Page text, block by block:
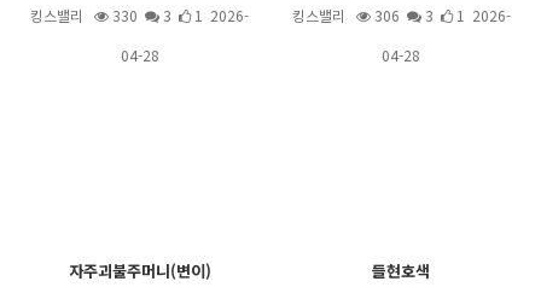
킹스밸리 330 3
1 2026-
04-28
킹스밸리 306 3
1 2026-
04-28
자주괴불주머니(변이) 들현호색